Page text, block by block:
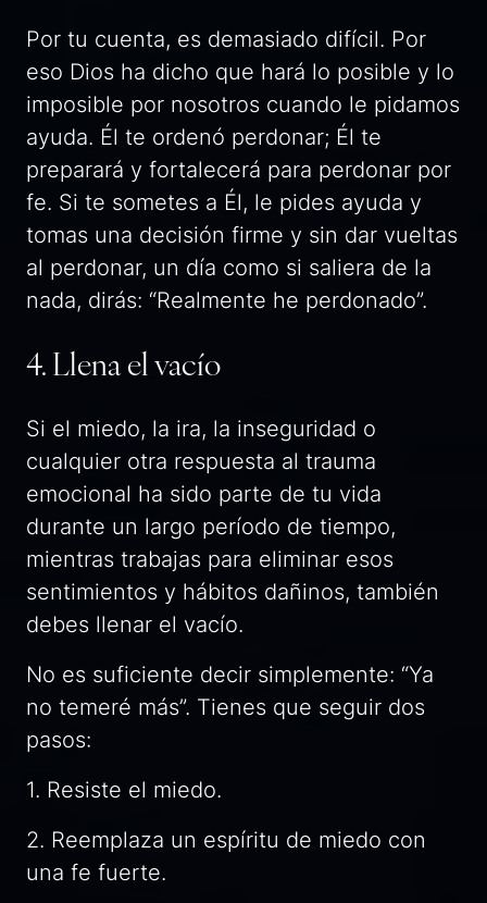
Por tu cuenta, es demasiado difícil. Por
eso Dios ha dicho que hará lo posible y lo
imposible por nosotros cuando le pidamos
ayuda. Él te ordenó perdonar; Él te
preparará y fortalecerá para perdonar por
fe. Si te sometes a Él, le pides ayuda y
tomas una decisión firme y sin dar vueltas
al perdonar, un día como si saliera de la
nada, dirás: “Realmente he perdonado”.
4. Llena el vacío
Si el miedo, la ira, la inseguridad o
cualquier otra respuesta al trauma
emocional ha sido parte de tu vida
durante un largo período de tiempo,
mientras trabajas para eliminar esos
sentimientos y hábitos dañinos, también
debes llenar el vacío.
No es suficiente decir simplemente: “Ya
no temeré más”. Tienes que seguir dos
pasos:
1. Resiste el miedo.
2. Reemplaza un espíritu de miedo con
una fe fuerte.